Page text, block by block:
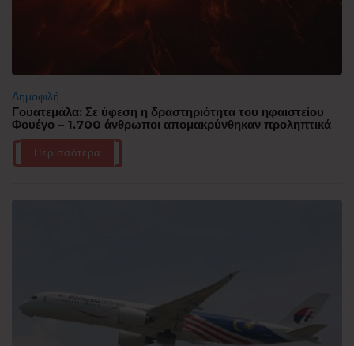
Δημοφιλή
Γουατεμάλα: Σε ύφεση η δραστηριότητα του ηφαιστείου
Φουέγο – 1.700 άνθρωποι απομακρύνθηκαν προληπτικά
Περισσότερα